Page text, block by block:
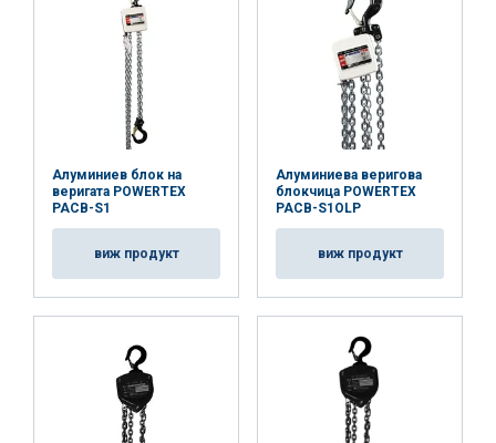
Алуминиев блок на
веригата POWERTEX
PACB-S1
виж продукт
Алуминиева веригова
блокчица POWERTEX
PACB-S1OLP
виж продукт